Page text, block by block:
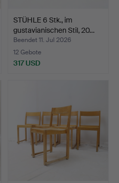
STÜHLE 6 Stk., im
gustavianischen Stil, 20…
Beendet 11. Jul 2026
12 Gebote
317 USD